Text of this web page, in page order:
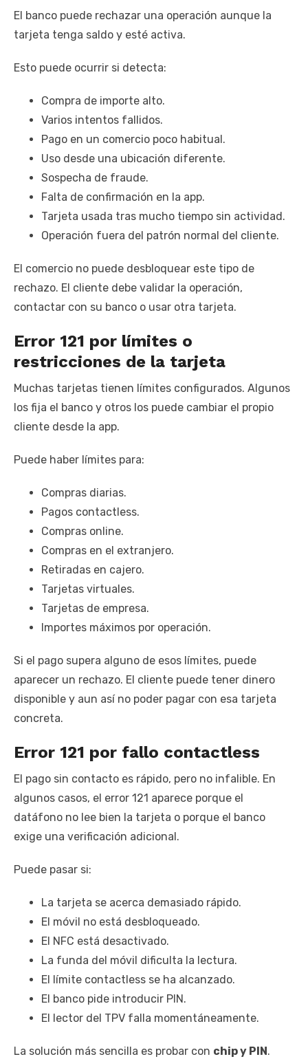
El banco puede rechazar una operación aunque la
tarjeta tenga saldo y esté activa.
Esto puede ocurrir si detecta:
Compra de importe alto.
Varios intentos fallidos.
Pago en un comercio poco habitual.
Uso desde una ubicación diferente.
Sospecha de fraude.
Falta de confirmación en la app.
Tarjeta usada tras mucho tiempo sin actividad.
Operación fuera del patrón normal del cliente.
El comercio no puede desbloquear este tipo de
rechazo. El cliente debe validar la operación,
contactar con su banco o usar otra tarjeta.
Error 121 por límites o
restricciones de la tarjeta
Muchas tarjetas tienen límites configurados. Algunos
los fija el banco y otros los puede cambiar el propio
cliente desde la app.
Puede haber límites para:
Compras diarias.
Pagos contactless.
Compras online.
Compras en el extranjero.
Retiradas en cajero.
Tarjetas virtuales.
Tarjetas de empresa.
Importes máximos por operación.
Si el pago supera alguno de esos límites, puede
aparecer un rechazo. El cliente puede tener dinero
disponible y aun así no poder pagar con esa tarjeta
concreta.
Error 121 por fallo contactless
El pago sin contacto es rápido, pero no infalible. En
algunos casos, el error 121 aparece porque el
datáfono no lee bien la tarjeta o porque el banco
exige una verificación adicional.
Puede pasar si:
La tarjeta se acerca demasiado rápido.
El móvil no está desbloqueado.
El NFC está desactivado.
La funda del móvil dificulta la lectura.
El límite contactless se ha alcanzado.
El banco pide introducir PIN.
El lector del TPV falla momentáneamente.
La solución más sencilla es probar con chip y PIN .